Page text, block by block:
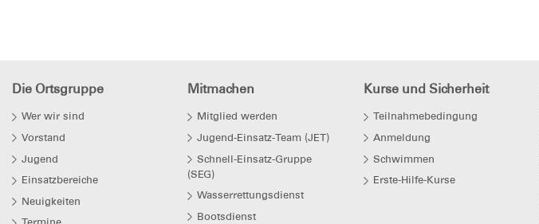
Die Ortsgruppe
Wer wir sind
Vorstand
Jugend
Einsatzbereiche
Neuigkeiten
Mitmachen
Mitglied werden
Jugend-Einsatz-Team (JET)
Schnell-Einsatz-Gruppe
(SEG)
Wasserrettungsdienst
Bootsdienst
Kurse und Sicherheit
Teilnahmebedingung
Anmeldung
Schwimmen
Erste-Hilfe-Kurse